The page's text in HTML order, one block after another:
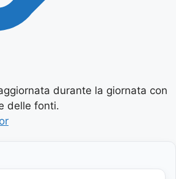
durante la giornata con
delle fonti.